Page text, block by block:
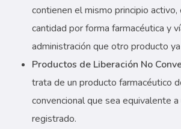
contienen el mismo principio activo,
cantidad por forma farmacéutica y
administración que otro producto
Productos de Liberación No
trata de un producto farmacéutico
convencional que sea equivalente a
registrado.